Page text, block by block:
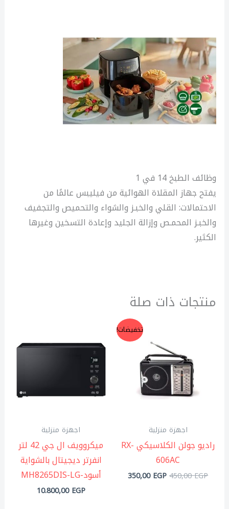
وظائف الطبخ 14 في 1
يفتح جهاز المقلاة الهوائية من فيليبس عالمًا من
الاحتمالات: القلي والخبـز والشواء والتحميص والتجفيف
والخبـز المحمـص وإزالة الجليد وإعادة التسخين وغيرها
الكثير.
منتجات ذات صلة
تخفيضات!
اجهزة منزلية
راديو جولن الكلاسيكي RX-
606AC
450,00EGP
هو:
450,00 EGP.
350,00EGP
السعر
الحالي
هو:
اجهزة منزلية
ميكروويف ال جي 42 لتر
انفرتر ديجيتال بالشواية
أسود-MH8265DIS-LG
10.800,00EGP